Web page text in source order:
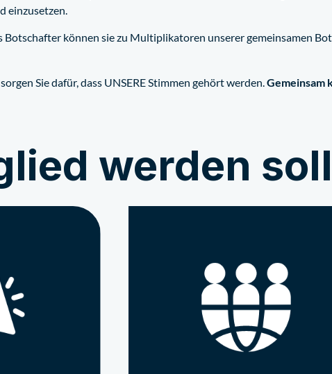
einzusetzen.
können sie zu Multiplikatoren unserer gemeinsamen
Sie dafür, dass UNSERE Stimmen gehört werden. Gemeinsam
werden